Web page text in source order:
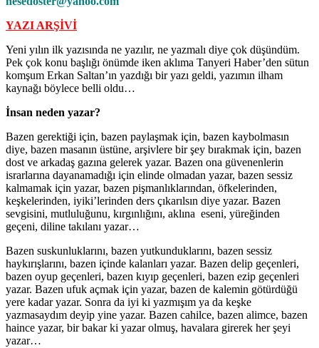
YAZI ARŞİVİ
Yeni yılın ilk yazısında ne yazılır, ne yazmalı diye çok düşündüm.
Pek çok konu başlığı önümde iken aklıma Tanyeri Haber’den sütun
komşum Erkan Saltan’ın yazdığı bir yazı geldi, yazımın ilham
kaynağı böylece belli oldu…
İnsan neden yazar?
Bazen gerektiği için, bazen paylaşmak için, bazen kaybolmasın
diye, bazen masanın üstüne, arşivlere bir şey bırakmak için, bazen
dost ve arkadaş gazına gelerek yazar. Bazen ona güvenenlerin
israrlarına dayanamadığı için elinde olmadan yazar, bazen sessiz
kalmamak için yazar, bazen pişmanlıklarından, öfkelerinden,
keşkelerinden, iyiki’lerinden ders çıkarılsın diye yazar. Bazen
sevgisini, mutluluğunu, kırgınlığını, aklına eseni, yüreğinden
geçeni, diline takılanı yazar…
Bazen suskunluklarını, bazen yutkunduklarını, bazen sessiz
haykırışlarını, bazen içinde kalanları yazar. Bazen delip geçenleri,
bazen oyup geçenleri, bazen kıyıp geçenleri, bazen ezip geçenleri
yazar. Bazen ufuk açmak için yazar, bazen de kalemin götürdüğü
yere kadar yazar. Sonra da iyi ki yazmışım ya da keşke
yazmasaydım deyip yine yazar. Bazen cahilce, bazen alimce, bazen
haince yazar, bir bakar ki yazar olmuş, havalara girerek her şeyi
yazar…